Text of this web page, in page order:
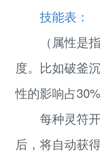
技能表：
（属性是指
度。比如破釜
性的影响占30%
每种灵符开
后，将自动获